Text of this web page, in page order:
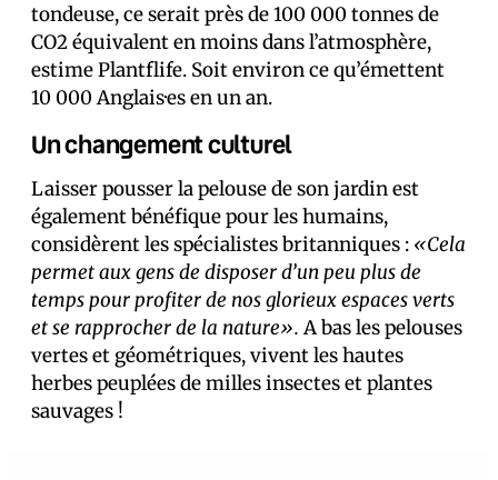
tondeuse, ce serait près de 100 000 tonnes de
CO2 équivalent en moins dans l’atmosphère,
estime Plantflife. Soit environ ce qu’émettent
10 000 Anglais·es en un an.
Un changement culturel
Laisser pousser la pelouse de son jardin est
également bénéfique pour les humains,
considèrent les spécialistes britanniques : «Cela
permet aux gens de disposer d’un peu plus de
temps pour profiter de nos glorieux espaces verts
et se rapprocher de la nature».A bas les pelouses
vertes et géométriques, vivent les hautes
herbes peuplées de milles insectes et plantes
sauvages !